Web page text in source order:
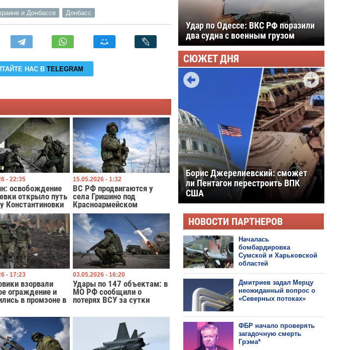
и Донбассе Донбасс
НАС В TELEGRAM
- 22:35
освобождение
открыло путь
Константиновки
15.05.2026 - 1:32
ВС РФ продвигаются у
села Гришино под
Красноармейском
- 17:23
взорвали
ограждение и
в промзоне в
03.05.2026 - 16:20
Удары по 147 объектам: в
МО РФ сообщили о
потерях ВСУ за сутки
Президент потребовал срочно
решить проблему с топливом в
Крыму: Новак доложил о
частичной стабилизации
СЮЖЕТ ДНЯ
Раскол по-итальянски: станет ли
Украина главной темой выборов и
почему спор на самом деле не о
Киеве
НОВОСТИ ПАРТНЕРОВ
Началась
бомбардировка
Сумской и Харьковской
областей
Дмитриев задал Мерцу
неожиданный вопрос о
«Северных потоках»
ФБР начало проверять
загадочную смерть
Грэма*